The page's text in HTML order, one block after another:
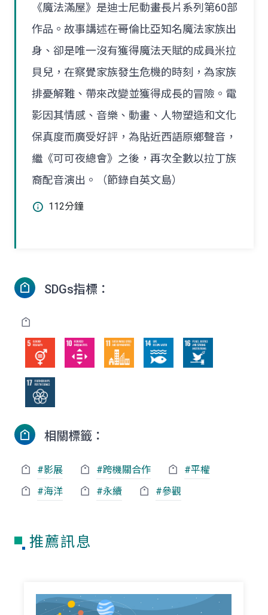
《魔法滿屋》是迪士尼動畫長片系列第60部
作品。故事講述在哥倫比亞知名魔法家族出
身、卻是唯一沒有獲得魔法天賦的成員米拉
貝兒，在察覺家族發生危機的時刻，為家族
排憂解難、帶來改變並獲得成長的冒險。電
影因其情感、音樂、動畫、人物塑造和文化
保真度而廣受好評，為貼近西語原鄉聲音，
繼《可可夜總會》之後，再次全數以拉丁族
裔配音演出。（節錄自英文島）
112分鐘
SDGs指標：
相關標籤：
#影展 #跨機關合作
#平權
#海洋
#永續 #參觀
推薦訊息